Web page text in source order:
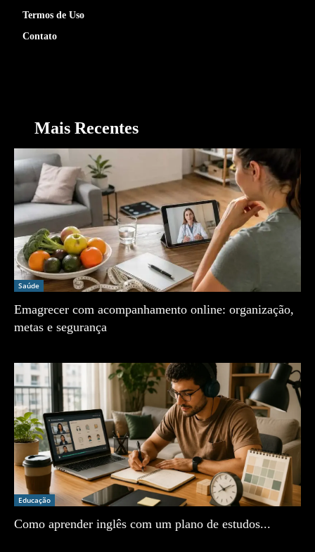
Termos de Uso
Contato
Mais Recentes
Saúde
Emagrecer com acompanhamento online: organização,
metas e segurança
Educação
Como aprender inglês com um plano de estudos...